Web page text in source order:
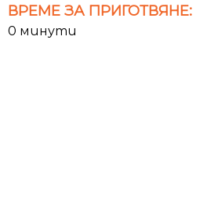
ВРЕМЕ ЗА ПРИГОТВЯНЕ:
0 минути